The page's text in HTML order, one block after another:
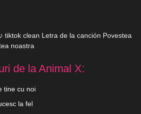
tiktok clean Letra de la canción Povestea
noastra
de la Animal X:
tine cu noi
la fel